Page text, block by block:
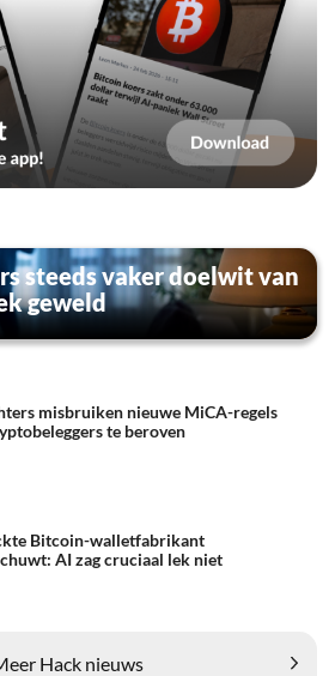
steeds vaker doelwit van
geweld
misbruiken nieuwe MiCA-regels
te beroven
Bitcoin-walletfabrikant
AI zag cruciaal lek niet
Hack nieuws